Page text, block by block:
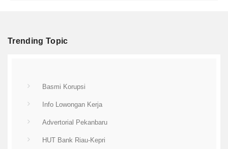
Trending Topic
Basmi Korupsi
Info Lowongan Kerja
Advertorial Pekanbaru
HUT Bank Riau-Kepri